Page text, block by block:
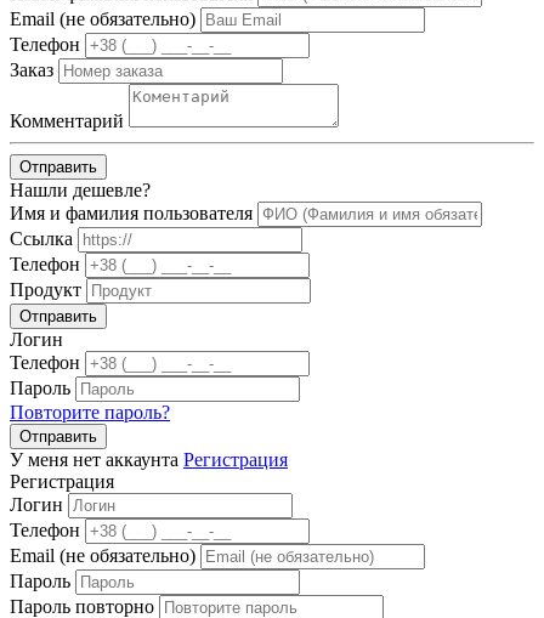
Email (не обязательно)
Телефон
Заказ
Комментарий
Отправить
Нашли дешевле?
Имя и фамилия пользователя
Ссылка
Телефон
Продукт
Отправить
Логин
Телефон
Пароль
Повторите пароль?
Отправить
У меня нет аккаунта Регистрация
Регистрация
Логин
Телефон
Email (не обязательно)
Пароль
Пароль повторно